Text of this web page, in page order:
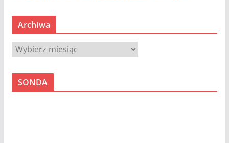
Archiwa
A
r
c
SONDA